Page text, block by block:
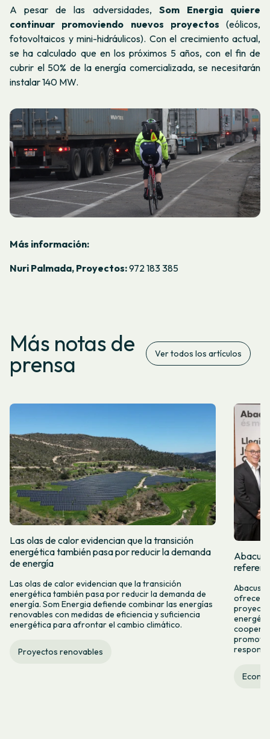
A pesar de las adversidades, Som Energia quiere
continuar promoviendo nuevos proyectos (eólicos,
fotovoltaicos y mini-hidráulicos). Con el crecimiento actual,
se ha calculado que en los próximos 5 años, con el fin de
cubrir el 50% de la energía comercializada, se necesitarán
instalar 140 MW.
Más información:
Nuri Palmada, Proyectos:972 183 385
Más notas de
prensa Ver todos los artículos
Las olas de calor evidencian que la transición
energética también pasa por reducir la demanda
de energía
Las olas de calor evidencian que la transición
energética también pasa por reducir la demanda de
energía. Som Energia defiende combinar las energías
renovables con medidas de eficiencia y suficiencia
energética para afrontar el cambio climático.
Proyectos renovables
Abacus
Abacus
ofrecer